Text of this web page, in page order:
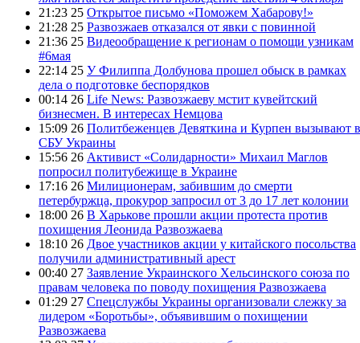
21:23 25 Открытое письмо «Поможем Хабарову!»
21:28 25 Развозжаев отказался от явки с повинной
21:36 25 Видеообращение к регионам о помощи узникам
#6мая
22:14 25 У Филиппа Долбунова прошел обыск в рамках
дела о подготовке беспорядков
00:14 26 Life News: Развозжаеву мстит кувейтский
бизнесмен. В интересах Немцова
15:09 26 Политбеженцев Девяткина и Курпен вызывают в
СБУ Украины
15:56 26 Активист «Солидарности» Михаил Маглов
попросил политубежище в Украине
17:16 26 Милиционерам, забившим до смерти
петербуржца, прокурор запросил от 3 до 17 лет колонии
18:00 26 В Харькове прошли акции протеста против
похищения Леонида Развозжаева
18:10 26 Двое участников акции у китайского посольства
получили административный арест
00:40 27 Заявление Украинского Хельсинского союза по
правам человека по поводу похищения Развозжаева
01:29 27 Спецслужбы Украины организовали слежку за
лидером «Боротьбы», объявившим о похищении
Развозжаева